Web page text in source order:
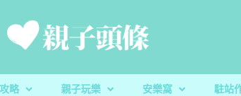
略 親子玩樂 安樂窩 駐站